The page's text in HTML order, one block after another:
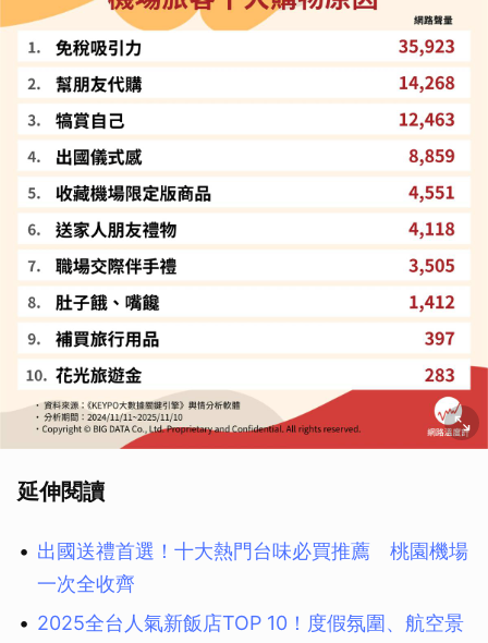
延伸閱讀
出國送禮首選！十大熱門台味必買推薦 桃園機場
一次全收齊
2025全台人氣新飯店TOP 10！度假氛圍、航空景